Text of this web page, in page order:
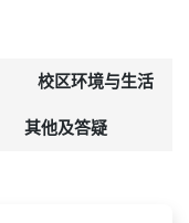
校区环境与生活
其他及答疑